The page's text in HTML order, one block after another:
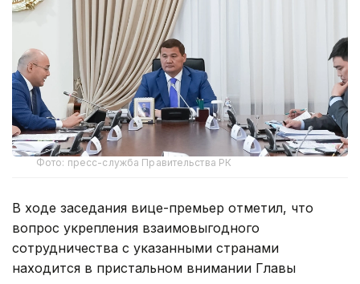
Фото: пресс-служба Правительства РК
В ходе заседания вице-премьер отметил, что
вопрос укрепления взаимовыгодного
сотрудничества с указанными странами
находится в пристальном внимании Главы